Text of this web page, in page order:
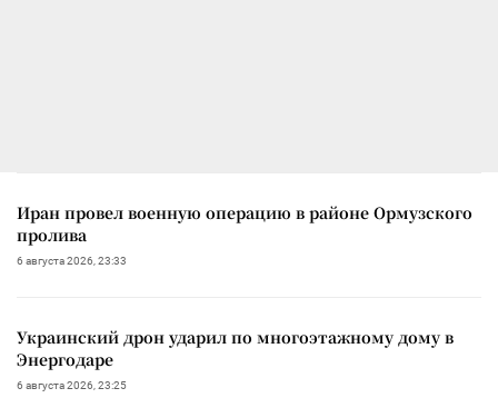
Иран провел военную операцию в районе Ормузского
пролива
6 августа 2026, 23:33
Украинский дрон ударил по многоэтажному дому в
Энергодаре
6 августа 2026, 23:25